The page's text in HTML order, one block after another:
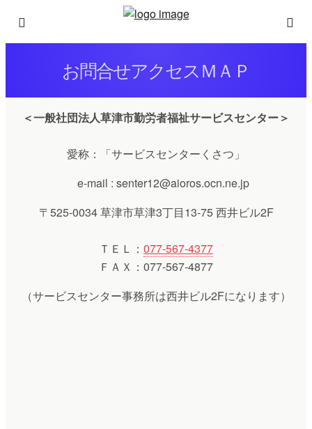
お問合せアクセスＭＡＰ
＜一般社団法人草津市勤労者福祉サービスセンター＞
愛称：「サービスセンターくさつ」
e-mail : senter12@aioros.ocn.ne.jp
〒525-0034 草津市草津3丁目13-75 西井ビル2F
ＴＥＬ： 077-567-4377
ＦＡＸ：077-567-4877
（サービスセンター事務所は西井ビル2Fになります）